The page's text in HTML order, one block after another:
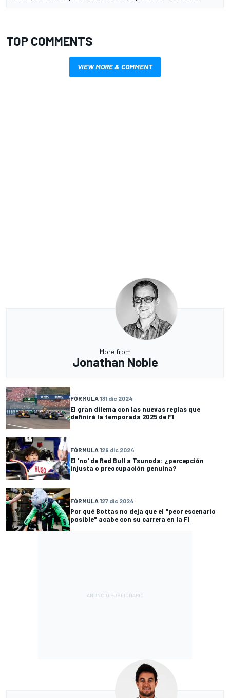
TOP COMMENTS
VIEW MORE & COMMENT
More from
Jonathan Noble
FÓRMULA 131 dic 2024
El gran dilema con las nuevas reglas que
definirá la temporada 2025 de F1
FÓRMULA 129 dic 2024
El 'no' de Red Bull a Tsunoda: ¿percepción
injusta o preocupación genuina?
FÓRMULA 127 dic 2024
Por qué Bottas no deja que el "peor escenario
posible" acabe con su carrera en la F1